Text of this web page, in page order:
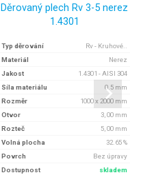
Děrovaný plech Rv 3-5 nerez
1.4301
Typ děrování
Rv - Kruhové..
Materiál
Nerez
Jakost
1.4301 - AISI 304
Síla materiálu
0.5 mm
Rozměr
1000 x 2000 mm
Otvor
3, 00 mm
Rozteč
5, 00 mm
Volná plocha
32.65 %
Povrch
Bez úpravy
Dostupnost
skladem